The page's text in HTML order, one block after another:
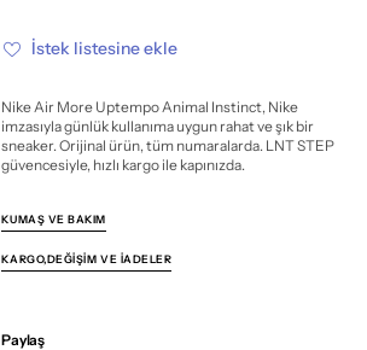
için
miktarı
için
miktarı
İstek listesine ekle
Nike Air More Uptempo Animal Instinct, Nike
imzasıyla günlük kullanıma uygun rahat ve şık bir
sneaker. Orijinal ürün, tüm numaralarda. LNT STEP
güvencesiyle, hızlı kargo ile kapınızda.
KUMAŞ VE BAKIM
KARGO,DEĞIŞIM VE İADELER
Paylaş